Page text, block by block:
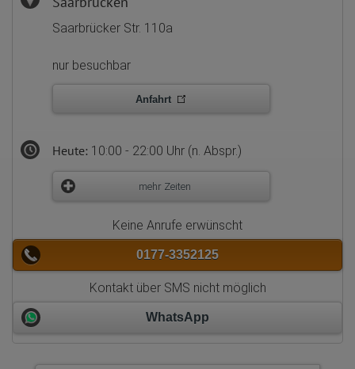
Saarbrücker Str. 110a
nur besuchbar
Anfahrt
Heute: 10:00 - 22:00 Uhr (n. Abspr.)
mehr Zeiten
Keine Anrufe erwünscht
0177-3352125
Kontakt über SMS nicht möglich
WhatsApp